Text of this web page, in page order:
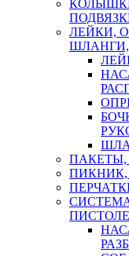
ЛЕЙКИ,
ШЛАНГИ,